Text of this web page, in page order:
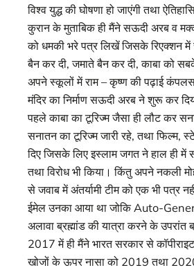
विश्व युद्ध की घोषणा हो जाएंगी तथा
कुरान के मुताबिक ही मैंने सऊदी अरब व
को धमकी भरे पत्र लिखें जिसके रिएक्शन
बैन कर दी, जमाते बैन कर दी, काबा को
अपने स्कूलों में राम – कृष्ण की पढ़ाई
मंदिर का निर्माण सऊदी अरब ने शुरू कर
पहले काबा का टूरिज्म जैसा ही लौट कर
सनातन का टूरिज्म जारी रहे, तथा फिल्म,
दिए जिसके लिए इस्लाम जगत ने हाल ही
तथा विरोध भी किया। किंतु अपने नकली
से जवाब में अंतर्यामी टीम को एक भी पत्र
ईमेल उनका आया था जोकि Auto-
अलावा ब्रह्मांड की यात्रा करने के उपरांत
2017 में ही मैंने भारत सरकार से
खोजों के ऊपर नासा को 2019 तथा